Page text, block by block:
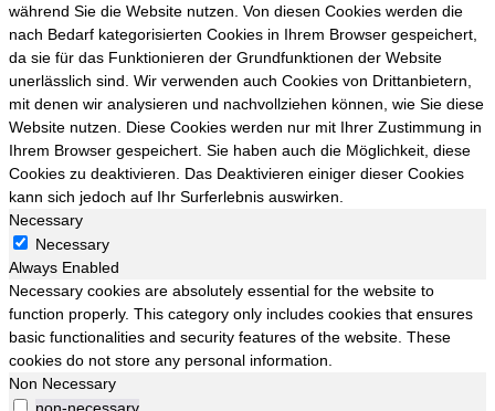
während Sie die Website nutzen. Von diesen Cookies werden die
nach Bedarf kategorisierten Cookies in Ihrem Browser gespeichert,
da sie für das Funktionieren der Grundfunktionen der Website
unerlässlich sind. Wir verwenden auch Cookies von Drittanbietern,
mit denen wir analysieren und nachvollziehen können, wie Sie diese
Website nutzen. Diese Cookies werden nur mit Ihrer Zustimmung in
Ihrem Browser gespeichert. Sie haben auch die Möglichkeit, diese
Cookies zu deaktivieren. Das Deaktivieren einiger dieser Cookies
kann sich jedoch auf Ihr Surferlebnis auswirken.
Necessary
Necessary
Always Enabled
Necessary cookies are absolutely essential for the website to
function properly. This category only includes cookies that ensures
basic functionalities and security features of the website. These
cookies do not store any personal information.
Non Necessary
non-necessary